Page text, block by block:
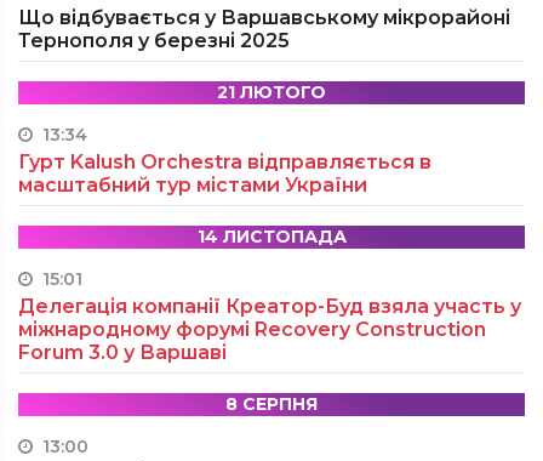
Що відбувається у Варшавському мікрорайоні
Тернополя у березні 2025
21 ЛЮТОГО
13:34
Гурт Kalush Orchestra відправляється в
масштабний тур містами України
14 ЛИСТОПАДА
15:01
Делегація компанії Креатор-Буд взяла участь у
міжнародному форумі Recovery Construction
Forum 3.0 у Варшаві
8 СЕРПНЯ
13:00